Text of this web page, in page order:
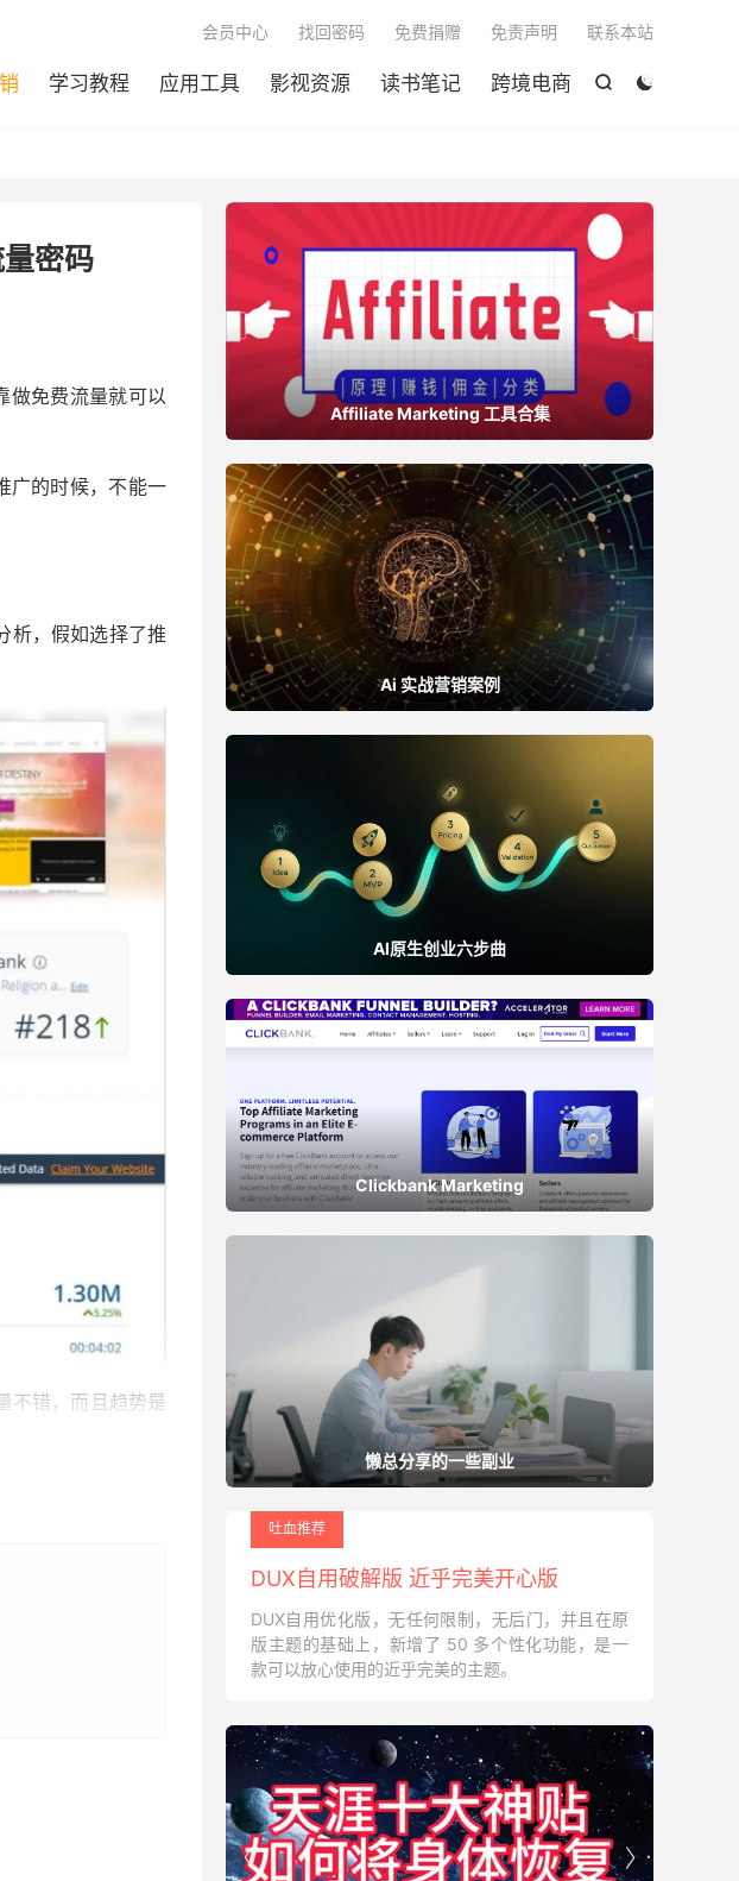


学习教程 应用工具 影视资源 读书笔记 跨境电商
会员中心 找回密码 免费捐赠 免责声明 联系本站
密码
做免费流量就可以
广的时候，不能一
析，假如选择了推
不错，而且趋势是
Affiliate Marketing 工具合集
Ai 实战营销案例
AI原生创业六步曲
Clickbank Marketing
懒总分享的一些副业
吐血推荐
DUX自用破解版 近乎完美开心版
DUX自用优化版，无任何限制，无后门，并且在原
版主题的基础上，新增了 50 多个性化功能，是一
款可以放心使用的近乎完美的主题。

